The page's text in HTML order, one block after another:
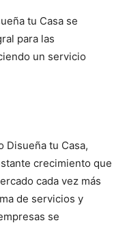
tu Casa se
para las
un servicio
Disueña tu Casa,
crecimiento que
cada vez más
de servicios y
se